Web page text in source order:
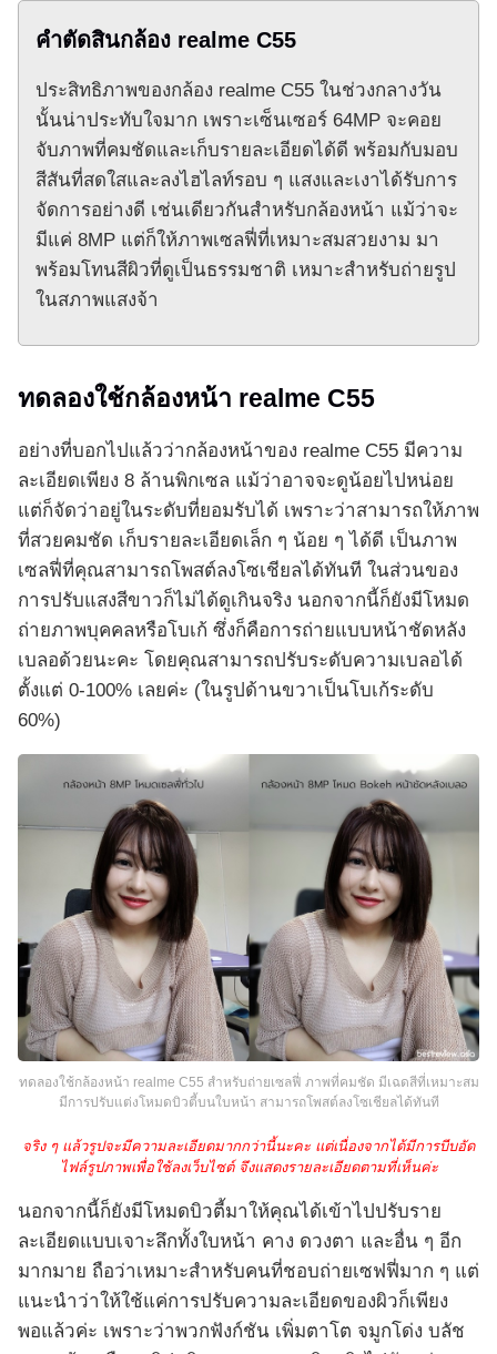
คำตัดสินกล้อง realme C55
ประสิทธิภาพของกล้อง realme C55 ในช่วงกลางวัน
นั้นน่าประทับใจมาก เพราะเซ็นเซอร์ 64MP จะคอย
จับภาพที่คมชัดและเก็บรายละเอียดได้ดี พร้อมกับมอบ
สีสันที่สดใสและลงไฮไลท์รอบ ๆ แสงและเงาได้รับการ
จัดการอย่างดี เช่นเดียวกันสำหรับกล้องหน้า แม้ว่าจะ
มีแค่ 8MP แต่ก็ให้ภาพเซลฟี่ที่เหมาะสมสวยงาม มา
พร้อมโทนสีผิวที่ดูเป็นธรรมชาติ เหมาะสำหรับถ่ายรูป
ในสภาพแสงจ้า
ทดลองใช้กล้องหน้า realme C55
อย่างที่บอกไปแล้วว่ากล้องหน้าของ realme C55 มีความ
ละเอียดเพียง 8 ล้านพิกเซล แม้ว่าอาจจะดูน้อยไปหน่อย
แต่ก็จัดว่าอยู่ในระดับที่ยอมรับได้ เพราะว่าสามารถให้ภาพ
ที่สวยคมชัด เก็บรายละเอียดเล็ก ๆ น้อย ๆ ได้ดี เป็นภาพ
เซลฟี่ที่คุณสามารถโพสต์ลงโซเชียลได้ทันที ในส่วนของ
การปรับแสงสีขาวก็ไม่ได้ดูเกินจริง นอกจากนี้ก็ยังมีโหมด
ถ่ายภาพบุคคลหรือโบเก้ ซึ่งก็คือการถ่ายแบบหน้าชัดหลัง
เบลอด้วยนะคะ โดยคุณสามารถปรับระดับความเบลอได้
ตั้งแต่ 0-100% เลยค่ะ (ในรูปด้านขวาเป็นโบเก้ระดับ
60%)
ทดลองใช้กล้องหน้า realme C55 สำหรับถ่ายเซลฟี่ ภาพที่คมชัด มีเฉดสีที่เหมาะสม
มีการปรับแต่งโหมดบิวตี้บนใบหน้า สามารถโพสต์ลงโซเชียลได้ทันที
จริง ๆ แล้วรูปจะมีความละเอียดมากกว่านี้นะคะ แต่เนื่องจากได้มีการบีบอัด
ไฟล์รูปภาพเพื่อใช้ลงเว็บไซต์ จึงแสดงรายละเอียดตามที่เห็นค่ะ
นอกจากนี้ก็ยังมีโหมดบิวตี้มาให้คุณได้เข้าไปปรับราย
ละเอียดแบบเจาะลึกทั้งใบหน้า คาง ดวงตา และอื่น ๆ อีก
มากมาย ถือว่าเหมาะสำหรับคนที่ชอบถ่ายเซฟฟี่มาก ๆ แต่
แนะนำว่าให้ใช้แค่การปรับความละเอียดของผิวก็เพียง
พอแล้วค่ะ เพราะว่าพวกฟังก์ชัน เพิ่มตาโต จมูกโด่ง บลัช